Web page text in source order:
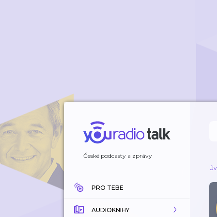
České podcasty a zprávy
PRO TEBE
AUDIOKNIHY